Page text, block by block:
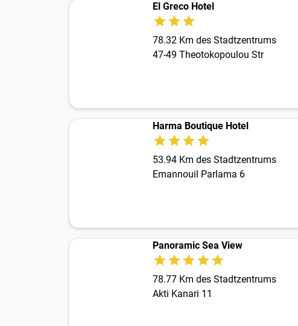
El Greco Hotel
78.32 Km des Stadtzentrums
47-49 Theotokopoulou Str
Harma Boutique Hotel
53.94 Km des Stadtzentrums
Emannouil Parlama 6
Panoramic Sea View
78.77 Km des Stadtzentrums
Akti Kanari 11